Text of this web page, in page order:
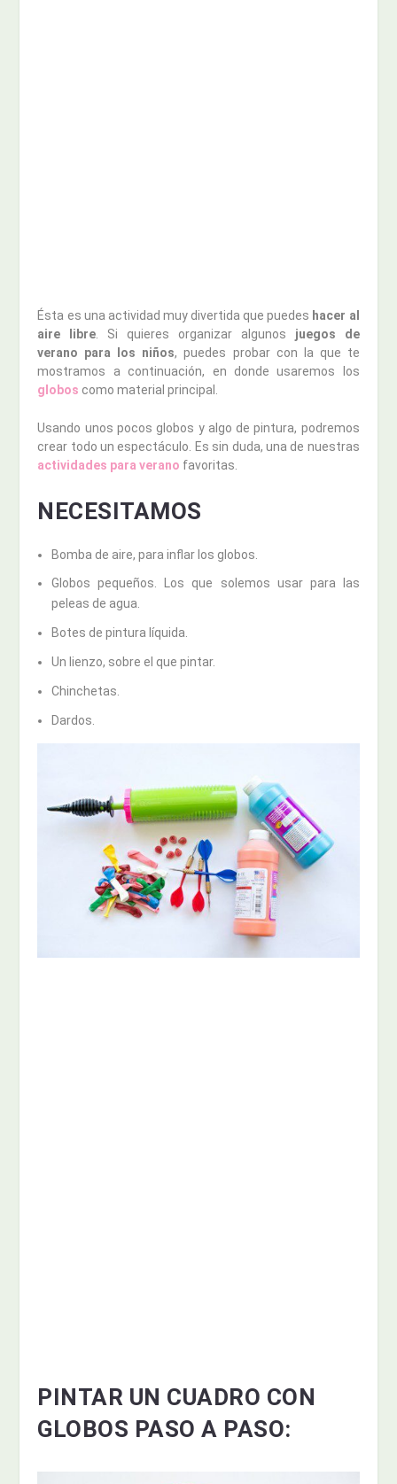
Ésta es una actividad muy divertida que puedes hacer al
aire libre . Si quieres organizar algunos juegos de
verano para los niños, puedes probar con la que te
mostramos a continuación, en donde usaremos los
globos como material principal.
Usando unos pocos globos y algo de pintura, podremos
crear todo un espectáculo. Es sin duda, una de nuestras
actividades para verano favoritas.
NECESITAMOS
Bomba de aire, para inflar los globos.
Globos pequeños. Los que solemos usar para las
peleas de agua.
Botes de pintura líquida.
Un lienzo, sobre el que pintar.
Chinchetas.
Dardos.
PINTAR UN CUADRO CON
GLOBOS PASO A PASO: